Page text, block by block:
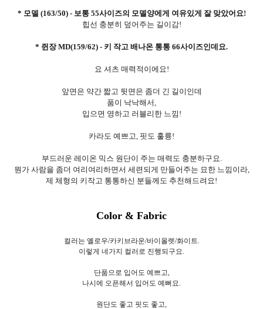
* 모델 (163/50) - 보통 55사이즈의 모델양에게 여유있게 잘 맞았어요!
힙선 충분히 덮어주는 길이감!
* 쥔장 MD(159/62) - 키 작고 배나온 통통 66사이즈인데요.
요 셔츠 매력적이에요!
앞면은 약간 짧고 뒷면은 좀더 긴 길이인데
품이 낙낙해서,
입으면 영하고 러블리한 느낌!
카라도 예쁘고, 핏도 훌륭!
부드러운 레이온 믹스 원단이 주는 매력도 충분하구요.
뭔가 사람을 좀더 여리여리하면서 세련되게 만들어주는 묘한 느낌이라,
제 체형의 키작고 통통하신 분들께도 추천해드려요!
Color & Fabric
컬러는 옐로우/카키브라운/바이올렛/화이트.
이렇게 네가지 컬러로 진행되구요.
단품으로 입어도 예쁘고,
나시에 오픈해서 입어도 예뻐요.
원단도 좋고 핏도 좋고,